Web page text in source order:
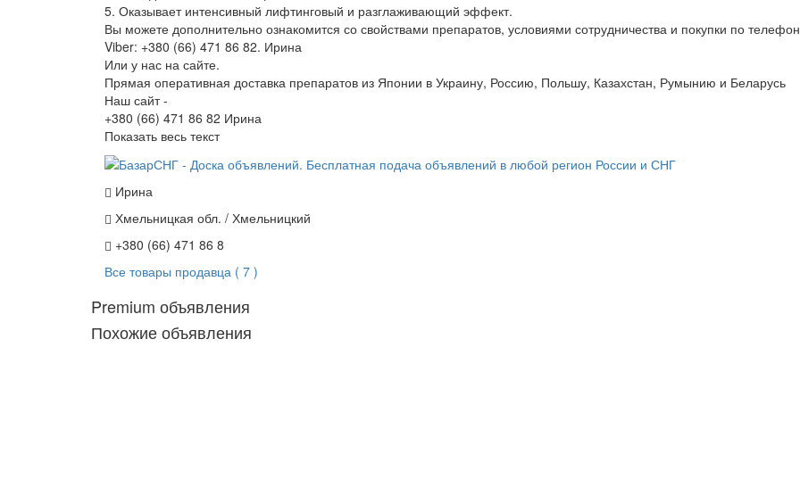
5. Оказывает интенсивный лифтинговый и разглаживающий эффект.
Вы можете дополнительно ознакомится со свойствами препаратов, условиями сотрудничества и покупки по
Viber: +380 (66) 471 86 82. Ирина
Или у нас на сайте.
Прямая оперативная доставка препаратов из Японии в Украину, Россию, Польшу, Казахстан, Румынию и Беларусь
Наш сайт -
+380 (66) 471 86 82 Ирина
Показать весь текст
Ирина
Хмельницкая обл. / Хмельницкий
+380 (66) 471 86 8
Все товары продавца ( 7 )
Premium объявления
Похожие объявления